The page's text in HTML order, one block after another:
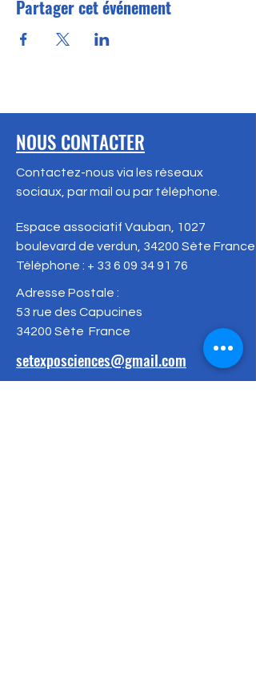
Partager cet événement
NOUS CONTACTER
Contactez-nous via les réseaux
sociaux, par mail ou par téléphone.
Espace associatif Vauban, 1027
boulevard de verdun, 34200 Sète France
Téléphone : + 33 6 09 34 91 76
Adresse Postale :
53 rue des Capucines
34200 Sète France
setexposciences@gmail.com